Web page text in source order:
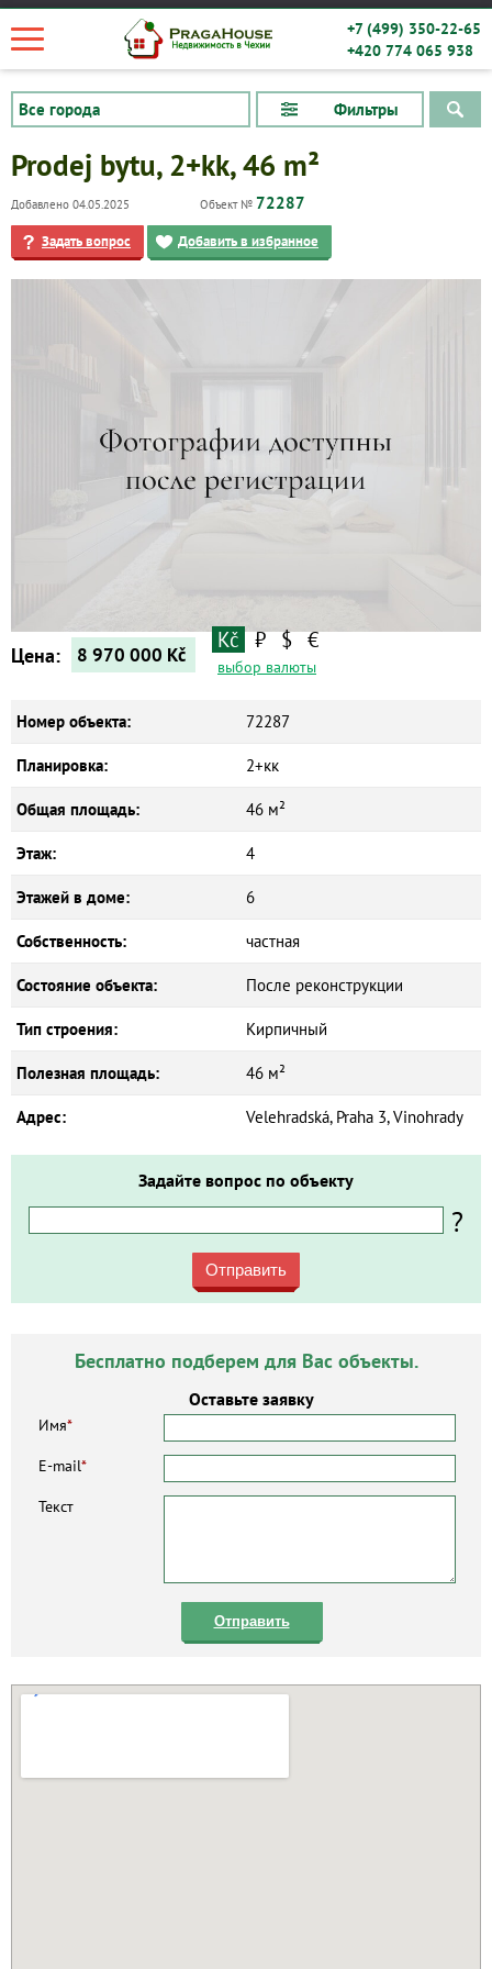
+7 (499) 350-22-65
+420 774 065 938
Фильтры
Prodej bytu, 2+kk, 46 m²
Добавлено 04.05.2025 Объект № 72287
Задать вопрос Добавить в избранное
Цена: 8 970 000 Kč
Kč ₽ $ €
выбор валюты
Номер объекта: 72287
Планировка: 2+кк
Общая площадь: 46 м²
Этаж: 4
Этажей в доме: 6
Собственность: частная
Состояние объекта: После реконструкции
Тип строения: Кирпичный
Полезная площадь: 46 м²
Адрес: Velehradská, Praha 3, Vinohrady
Задайте вопрос по объекту
?
Отправить
Бесплатно подберем для Вас объекты.
Оставьте заявку
Имя*
E-mail*
Текст
Отправить